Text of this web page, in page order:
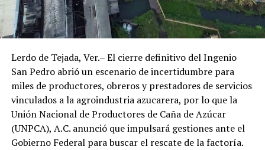
Lerdo de Tejada, Ver.– El cierre definitivo del Ingenio
San Pedro abrió un escenario de incertidumbre para
miles de productores, obreros y prestadores de servicios
vinculados a la agroindustria azucarera, por lo que la
Unión Nacional de Productores de Caña de Azúcar
(UNPCA), A.C. anunció que impulsará gestiones ante el
Gobierno Federal para buscar el rescate de la factoría.